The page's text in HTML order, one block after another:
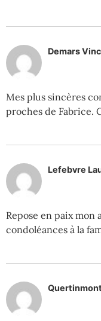
Demars
Mes plus sincères
proches de Fabrice.
Lefebvre
Repose en paix mon
condoléances à la